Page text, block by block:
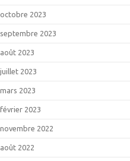
octobre 2023
septembre 2023
août 2023
juillet 2023
mars 2023
février 2023
novembre 2022
août 2022